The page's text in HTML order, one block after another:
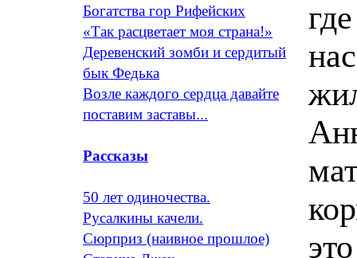
Богатства гор Рифейских
«Так расцветает моя страна!»
Деревенский зомби и сердитый
бык Федька
Возле каждого сердца давайте
поставим заставы...
Рассказы
50 лет одиночества.
Русалкины качели.
Сюрприз (наивное прошлое)